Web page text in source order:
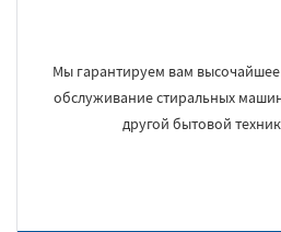
Мы гарантируем вам высочайшее
обслуживание стиральных
другой бытовой